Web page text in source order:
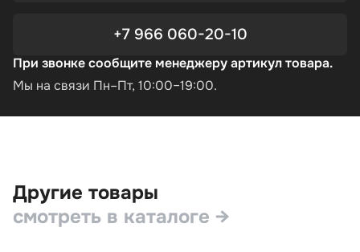
+7 966 060-20-10
При звонке сообщите менеджеру артикул товара.
Мы на связи Пн–Пт, 10:00–19:00.
Другие товары
смотреть в каталоге →